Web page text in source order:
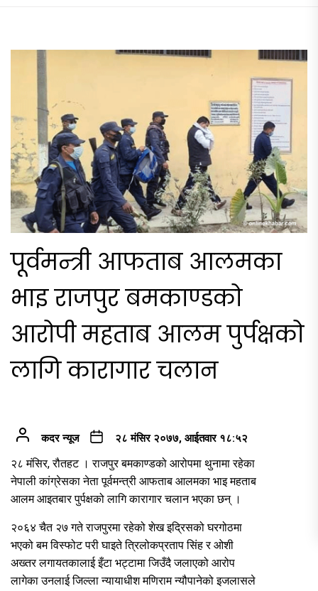
पूर्वमन्त्री आफताब आलमका
भाइ राजपुर बमकाण्डको
आरोपी महताब आलम पुर्पक्षको
लागि कारागार चलान
कदर न्यूज २८ मंसिर २०७७, आईतवार १८:५२
२८ मंसिर, रौतहट । राजपुर बमकाण्डको आरोपमा थुनामा रहेका
नेपाली कांग्रेसका नेता पूर्वमन्त्री आफताब आलमका भाइ महताब
आलम आइतबार पुर्पक्षको लागि कारागार चलान भएका छन् ।
२०६४ चैत २७ गते राजपुरमा रहेको शेख इद्रिसको घरगोठमा
भएको बम विस्फोट परी घाइते त्रिलोकप्रताप सिंह र ओशी
अख्तर लगायतकालाई इँटा भट्टामा जिउँदै जलाएको आरोप
लागेका उनलाई जिल्ला न्यायाधीश मणिराम न्यौपानेको इजलासले